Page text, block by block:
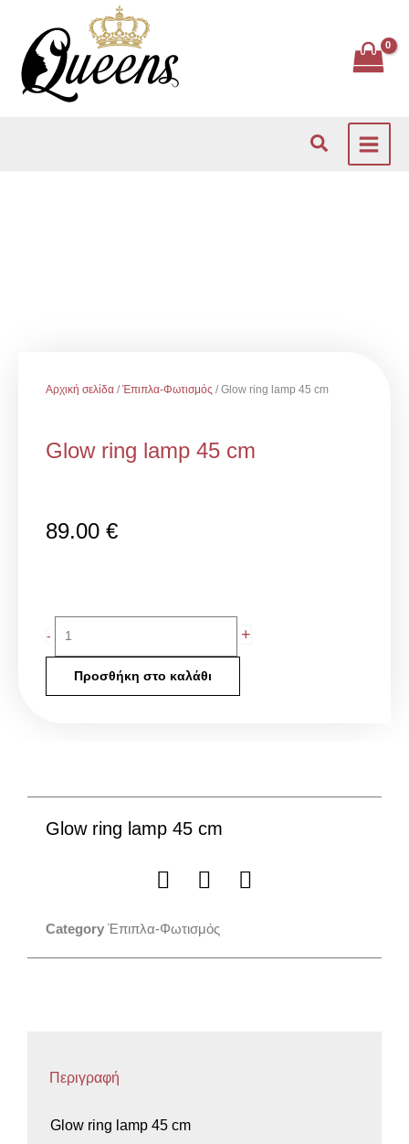
περιεχόμενο
Αναζήτηση
Αρχική σελίδα /Έπιπλα-Φωτισμός / Glow ring lamp 45 cm
Glow ring lamp 45 cm
89.00 €
- +
Προσθήκη στο καλάθι
Glow ring lamp 45 cm
Category Έπιπλα-Φωτισμός
Περιγραφή
Glow ring lamp 45 cm